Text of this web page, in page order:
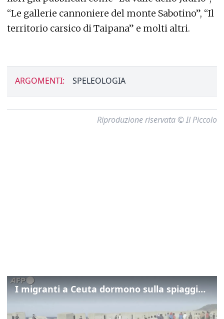
“Le gallerie cannoniere del monte Sabotino”, “Il
territorio carsico di Taipana” e molti altri.
ARGOMENTI: SPELEOLOGIA
Riproduzione riservata © Il Piccolo
I migranti a Ceuta dormono sulla spiaggia: "Vogliamo entrare in Europa"